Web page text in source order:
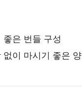
좋은 번들 구성
없이 마시기 좋은 양